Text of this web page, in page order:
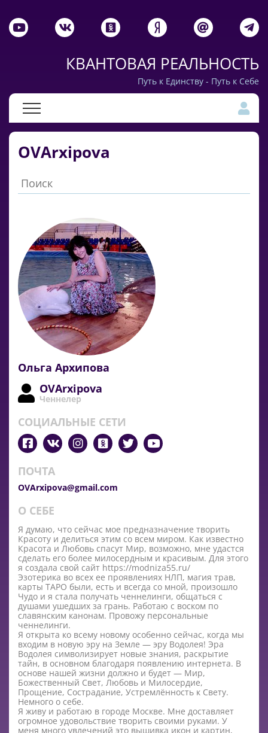
КВАНТОВАЯ РЕАЛЬНОСТЬ
Путь к Единству - Путь к Себе
OVArxipova
Ольга Архипова
OVArxipova
Ченнелер
СОЦИАЛЬНЫЕ СЕТИ
ПОЧТА
OVArxipova@gmail.com
О СЕБЕ
Я думаю, что сейчас мое предназначение творить
Красоту и делиться этим со всем миром. Как известно
Красота и Любовь спасут Мир, возможно, мне удастся
сделать его более милосердным и красивым. Для этого
я создала свой сайт https://modniza55.ru/
Эзотерика во всех ее проявлениях НЛП, магия трав,
карты ТАРО были, есть и всегда со мной, произошло
Чудо и я стала получать ченнелинги, общаться с
душами ушедших за грань. Работаю с воском по
славянским канонам. Провожу персональные
ченнелинги.
Я открыта ко всему новому особенно сейчас, когда мы
входим в новую эру на Земле — эру Водолея! Эра
Водолея символизирует новые знания, раскрытие
тайн, в основном благодаря появлению интернета. В
основе нашей жизни должно и будет — Мир,
Божественный Свет, Любовь и Милосердие,
Прощение, Сострадание, Устремлённость к Свету.
Немного о себе.
Я живу и работаю в городе Москве. Мне доставляет
огромное удовольствие творить своими руками. У
меня много увлечений это вышивка икон и картин,